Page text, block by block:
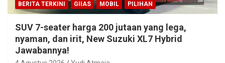
BERITA TERKINI GIIAS MOBIL PILIHAN
SUV 7-seater harga 200 jutaan yang lega,
nyaman, dan irit, New Suzuki XL7 Hybrid
Jawabannya!